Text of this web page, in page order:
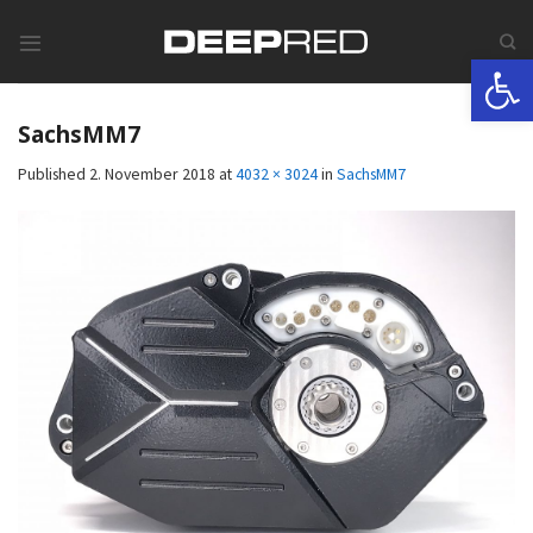
SachsMM7
Published 2. November 2018 at4032 × 3024in SachsMM7